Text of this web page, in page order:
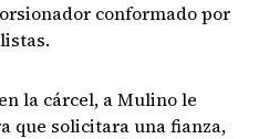
conformado por
la cárcel, a Mulino le
que solicitara una fianza,